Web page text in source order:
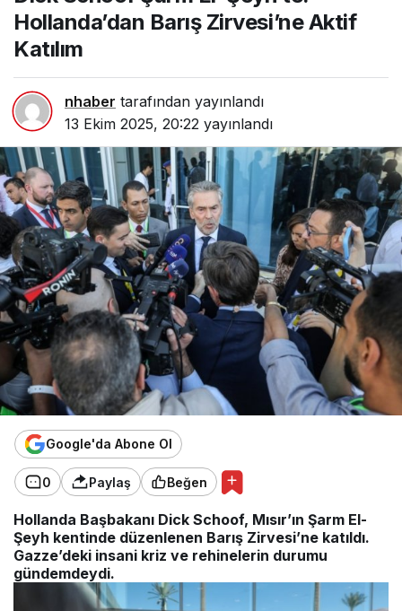
Katılım
Hollanda’dan Barış Zirvesi’ne Aktif
Katılım
nhaber tarafından yayınlandı
13 Ekim 2025, 20:22 yayınlandı
Google'da Abone Ol
0 Paylaş Beğen
Hollanda Başbakanı Dick Schoof, Mısır’ın Şarm El-
Şeyh kentinde düzenlenen Barış Zirvesi’ne katıldı.
Gazze’deki insani kriz ve rehinelerin durumu
gündemdeydi.